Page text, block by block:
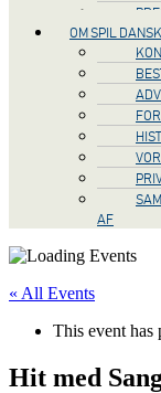
OM SPIL DANSK
AF
« All Events
This event has
Hit med